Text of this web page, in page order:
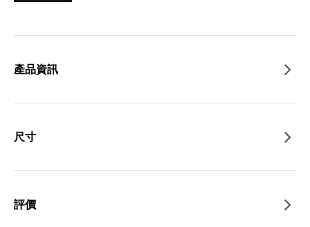
產品資訊
尺寸
評價